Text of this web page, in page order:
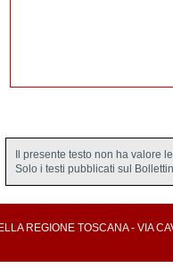
Il presente testo non ha valore
Solo i testi pubblicati sul
REGIONE TOSCANA - VIA